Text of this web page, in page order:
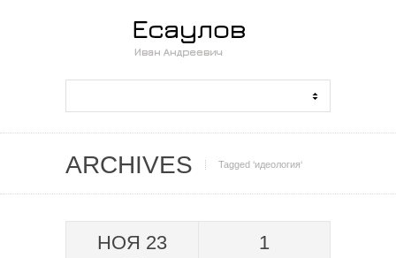
ARCHIVES Tagged ‘идеология‘
НОЯ 23 1